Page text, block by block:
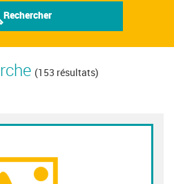
Rechercher
(153 résultats)